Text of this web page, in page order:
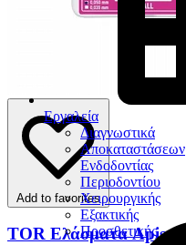
Εργαλεία
Διαγνωστικά
Αποκαταστάσεων
Ενδοδοντίας
Περιοδοντίου
Χειρουργικής
Εξακτικής
Προσθετικής
Add to favorites
TOR Ελάσματα Apis